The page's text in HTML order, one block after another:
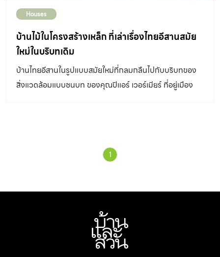
Houses
บ้านไม้ในโครงสร้างเหล็ก ที่เล่าเรื่องไทยอีสานสมัย
ใหม่ในบริบทเดิม
บ้านไทยอีสานในรูปแบบสมัยใหม่ที่กลมกลืนไปกับบริบทของ
สิ่งแวดล้อมแบบชนบท ของคุณปิแอร์ เวอร์เมียร์ ที่อยู่เมือง
1